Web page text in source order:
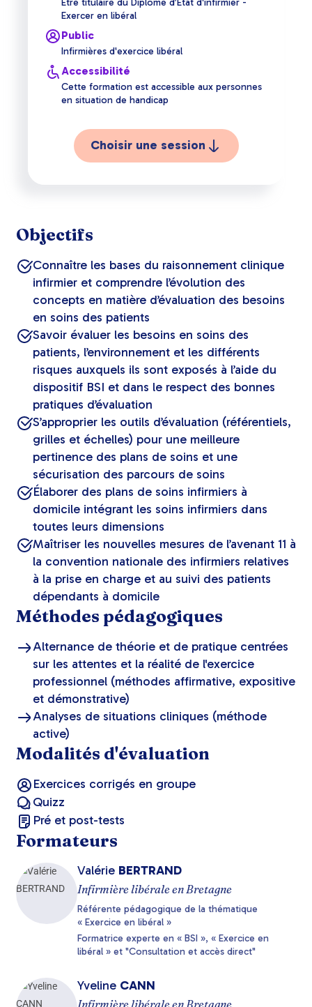
Objectifs
Connaître les bases du raisonnement clinique
infirmier et comprendre l’évolution des
concepts en matière d’évaluation des besoins
en soins des patients
Savoir évaluer les besoins en soins des
patients, l’environnement et les différents
risques auxquels ils sont exposés à l’aide du
dispositif BSI et dans le respect des bonnes
pratiques d’évaluation
S’approprier les outils d’évaluation (référentiels,
grilles et échelles) pour une meilleure
pertinence des plans de soins et une
sécurisation des parcours de soins
Élaborer des plans de soins infirmiers à
domicile intégrant les soins infirmiers dans
toutes leurs dimensions
Maîtriser les nouvelles mesures de l’avenant 11 à
la convention nationale des infirmiers relatives
à la prise en charge et au suivi des patients
dépendants à domicile
Méthodes pédagogiques
Alternance de théorie et de pratique centrées
sur les attentes et la réalité de l'exercice
professionnel (méthodes affirmative, expositive
et démonstrative)
Analyses de situations cliniques (méthode
active)
Modalités d'évaluation
Exercices corrigés en groupe
Quizz
Pré et post-tests
Formateurs
Valérie BERTRAND
Infirmière libérale en Bretagne
Référente pédagogique de la thématique
« Exercice en libéral »
Formatrice experte en « BSI », « Exercice en
libéral » et "Consultation et accès direct"
Yveline CANN
Infirmière libérale en Bretagne
Être titulaire du Diplôme d’Etat d'infirmier -
Exercer en libéral
Public
Infirmières d'exercice libéral
Accessibilité
Cette formation est accessible aux personnes
en situation de handicap
Choisir une session